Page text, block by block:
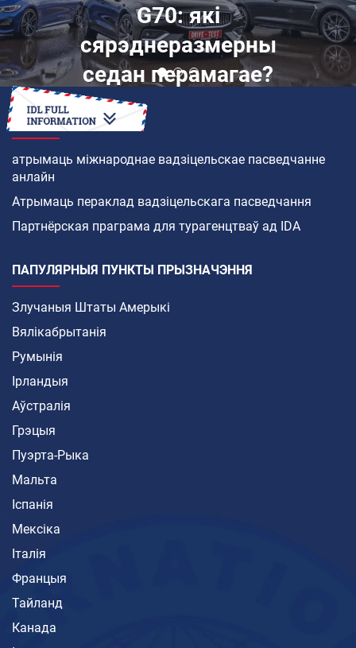
G70: які
сярэднеразмерны
седан перамагае?
ЯК
атрымаць міжнароднае вадзіцельскае пасведчанне
анлайн
Атрымаць пераклад вадзіцельскага пасведчання
Партнёрская праграма для турагенцтваў ад IDA
ПАПУЛЯРНЫЯ ПУНКТЫ ПРЫЗНАЧЭННЯ
Злучаныя Штаты Амерыкі
Вялікабрытанія
Румынія
Ірландыя
Аўстралія
Грэцыя
Пуэрта-Рыка
Мальта
Іспанія
Мексіка
Італія
Францыя
Тайланд
Канада